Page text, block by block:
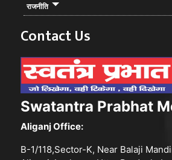
राजनीति
Contact Us
Swatantra Prabhat
Aliganj Office:
B-1/118,Sector-K, Near Balaji